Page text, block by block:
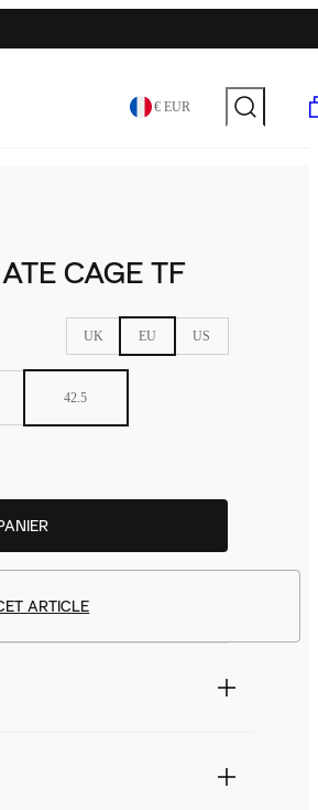
€ EUR
CAGE TF
UK EU US
42.5
ARTICLE